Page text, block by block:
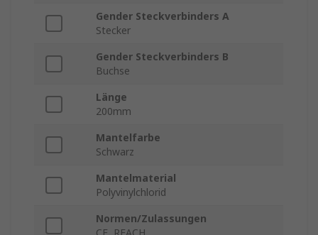
Gender Steckverbinders A
Stecker
Gender Steckverbinders B
Buchse
Länge
200mm
Mantelfarbe
Schwarz
Mantelmaterial
Polyvinylchlorid
Normen/Zulassungen